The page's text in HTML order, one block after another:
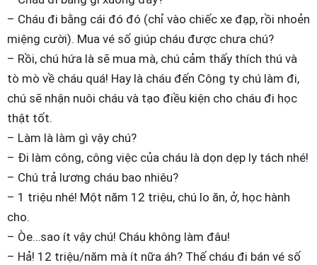
– Cháu đi bằng cái đó đó (chỉ vào chiếc xe đạp, rồi nhoẻn
miệng cười). Mua vé số giúp cháu được chưa chú?
– Rồi, chú hứa là sẽ mua mà, chú cảm thấy thích thú và
tò mò về cháu quá! Hay là cháu đến Công ty chú làm đi,
chú sẽ nhận nuôi cháu và tạo điều kiện cho cháu đi học
thật tốt.
– Làm là làm gì vậy chú?
– Đi làm công, công việc của cháu là dọn dẹp ly tách nhé!
– Chú trả lương cháu bao nhiêu?
– 1 triệu nhé! Một năm 12 triệu, chú lo ăn, ở, học hành
cho.
– Òe…sao ít vậy chú! Cháu không làm đâu!
– Hả! 12 triệu/năm mà ít nữa áh? Thế cháu đi bán vé số